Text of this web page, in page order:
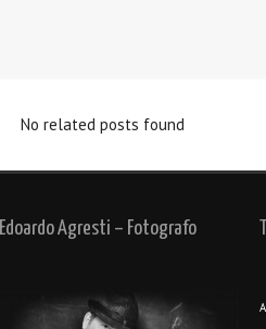
No related posts found
Edoardo Agresti – Fotografo